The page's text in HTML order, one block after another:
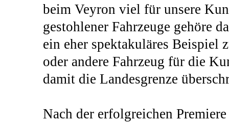
beim Veyron viel für unsere
gestohlener Fahrzeuge gehöre
ein eher spektakuläres Beispiel
oder andere Fahrzeug für die
damit die Landesgrenze
Nach der erfolgreichen